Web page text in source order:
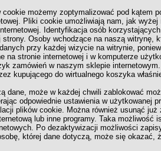
cookie możemy zoptymalizować pod kątem
Pliki cookie umożliwiają nam, jak wyżej
Identyfikacja osób
strony. Osoby wchodzące na naszą witrynę,
przy każdej wizycie na witrynie,
na stronie internetowej i w komputerze
zamówień w naszym sklepie
kupującego do wirtualnego koszyka
dane, może w każdej chwili zablokować
odpowiednie ustawienia w użytkowanej
plików cookie. Można również usunąć
lub inne programy. Taka możliwość
Po dezaktywizacji możliwości
której dane dotyczą, może się